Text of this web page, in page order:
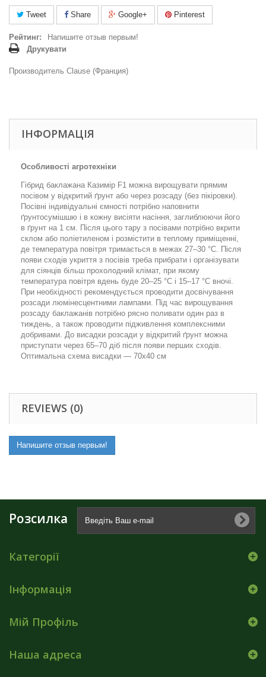
Tweet Share Google+ Pinterest
Рейтинг:
Напишите отзыв первым!
Друкувати
Производитель Clause (Франция)
ІНФОРМАЦІЯ
Особливості агротехніки
Гібрид баклажана Казимір F1 можна вирощувати прямим
посівом у відкритий ґрунт або через розсаду (без пікіровки).
Посівні індивідуальні ємності потрібно наповнити
ґрунтосумішшю і в кожну висіяти насіння, заглиблюючи його
в ґрунт на 1 см. Після цього тару з посівами потрібно вкрити
склом або поліетиленом і розмістити в теплому приміщенні,
де температура повітря тримається в межах 27–30 °С. Після
появи сходів укриття з посівів треба прибрати і організувати
для сіянців більш прохолодний клімат, при якому
температура повітря вдень буде 20–25 °С і 15–17 °С вночі.
При необхідності рекомендується проводити досвічування
розсади люмінесцентними лампами. Під час вирощування
розсаду баклажанів потрібно рясно поливати один раз в
тиждень, а також проводити підживлення комплексними
добривами. До висадки розсади у відкритий ґрунт можна
приступати через 65–70 діб після появи перших сходів.
Оптимальна схема висадки — 70х40 см
REVIEWS (0)
Напишите отзыв первым!
Розсилка
Категорії
Інформація
Мій Профіль
Наша адреса